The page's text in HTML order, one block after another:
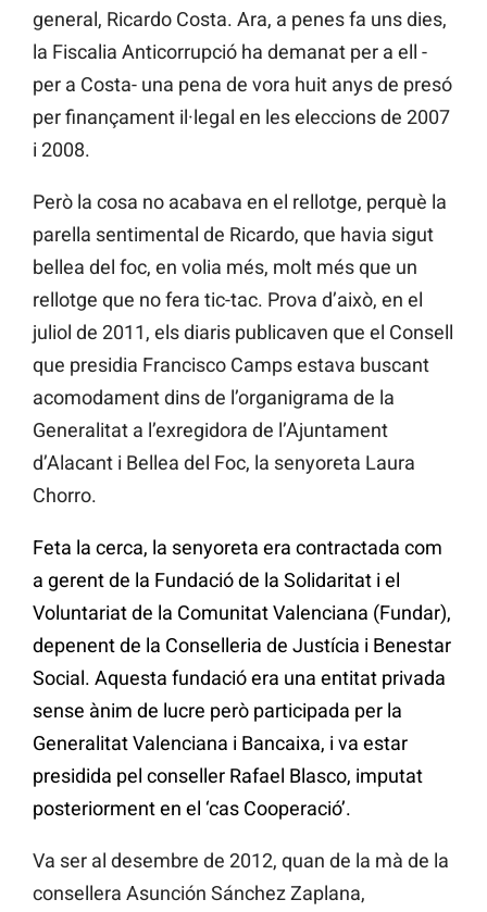
general, Ricardo Costa. Ara, a penes fa uns dies,
la Fiscalia Anticorrupció ha demanat per a ell -
per a Costa- una pena de vora huit anys de presó
per finançament il·legal en les eleccions de 2007
i 2008.
Però la cosa no acabava en el rellotge, perquè la
parella sentimental de Ricardo, que havia sigut
bellea del foc, en volia més, molt més que un
rellotge que no fera tic-tac. Prova d’això, en el
juliol de 2011, els diaris publicaven que el Consell
que presidia Francisco Camps estava buscant
acomodament dins de l’organigrama de la
Generalitat a l’exregidora de l’Ajuntament
d’Alacant i Bellea del Foc, la senyoreta Laura
Chorro.
Feta la cerca, la senyoreta era contractada com
a gerent de la Fundació de la Solidaritat i el
Voluntariat de la Comunitat Valenciana (Fundar),
depenent de la Conselleria de Justícia i Benestar
Social. Aquesta fundació era una entitat privada
sense ànim de lucre però participada per la
Generalitat Valenciana i Bancaixa, i va estar
presidida pel conseller Rafael Blasco, imputat
posteriorment en el ‘cas Cooperació’.
Va ser al desembre de 2012, quan de la mà de la
consellera Asunción Sánchez Zaplana,